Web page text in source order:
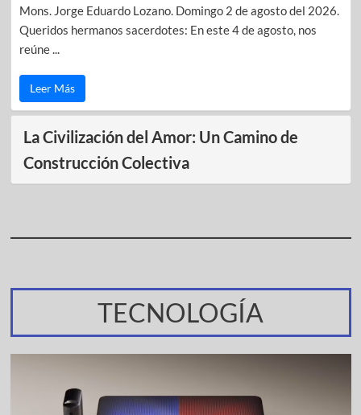
Mons. Jorge Eduardo Lozano. Domingo 2 de agosto del 2026.
Queridos hermanos sacerdotes: En este 4 de agosto, nos
reúne ...
Leer Más
La Civilización del Amor: Un Camino de
Construcción Colectiva
TECNOLOGÍA